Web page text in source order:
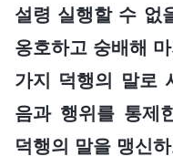
설령 실행할 수 없
옹호하고 숭배해
가지 덕행의 말로
음과 행위를 통제
덕행의 말을 맹신